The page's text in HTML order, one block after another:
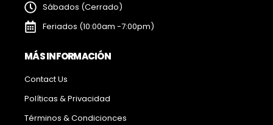
Sábados (Cerrado)
Feriados (10:00am -7:00pm)
MÁS INFORMACIÓN
Contact Us
Políticas & Privacidad
Términos & Condicionces